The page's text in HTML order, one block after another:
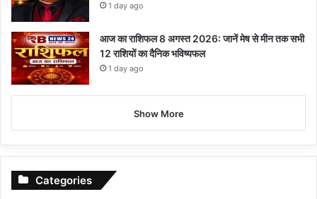
1 day ago
आज का राशिफल 8 अगस्त 2026: जानें मेष से मीन तक सभी
12 राशियों का दैनिक भविष्यफल
1 day ago
Show More
Categories